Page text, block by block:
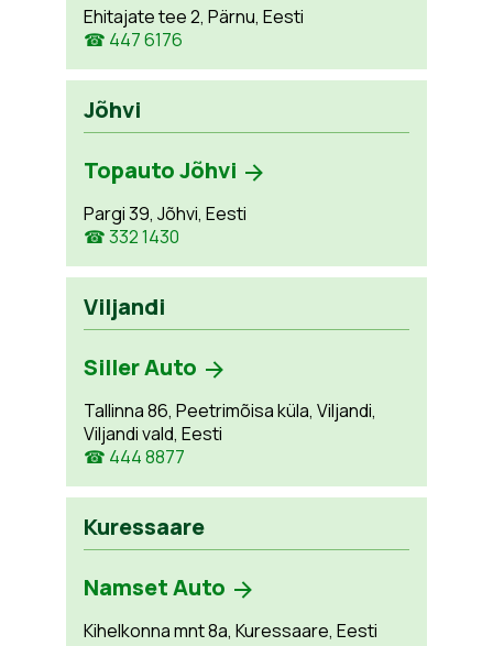
Ehitajate tee 2, Pärnu, Eesti
☎ 447 6176
Jõhvi
Topauto Jõhvi
Pargi 39, Jõhvi, Eesti
☎ 332 1430
Viljandi
Siller Auto
Tallinna 86, Peetrimõisa küla, Viljandi,
Viljandi vald, Eesti
☎ 444 8877
Kuressaare
Namset Auto
Kihelkonna mnt 8a, Kuressaare, Eesti